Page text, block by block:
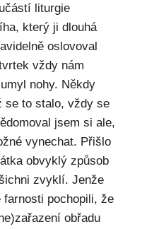
liturgie
který ji dlouhá
oslovoval
vždy nám
nohy. Někdy
se to stalo, vždy se
jsem si ale,
vynechat. Přišlo
obvyklý způsob
zvyklí. Jenže
pochopili, že
obřadu